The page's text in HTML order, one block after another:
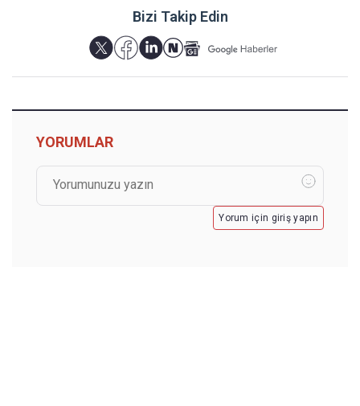
Bizi Takip Edin
YORUMLAR
Yorum için giriş yapın